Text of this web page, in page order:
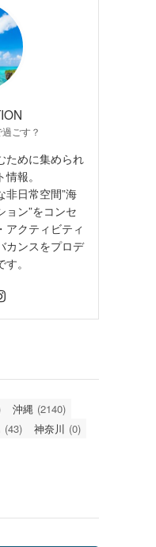
ごす？
ために集められ
報。
非日常空間”海
ョン”をコンセ
アクティビティ
カンスをプロデ
。
沖縄 (2140)
(43) 神奈川 (0)